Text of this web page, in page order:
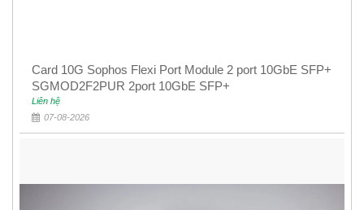
Card 10G Sophos Flexi Port Module 2 port 10GbE SFP+
SGMOD2F2PUR 2port 10GbE SFP+
Liên hệ
07-08-2026